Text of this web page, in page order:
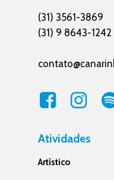
(31) 3561-3869
(31) 9 8643-1242
Atividades
Artístico